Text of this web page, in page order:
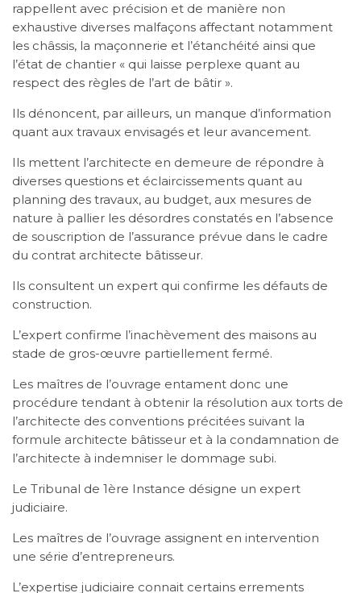
rappellent avec précision et de manière non
exhaustive diverses malfaçons affectant notamment
les châssis, la maçonnerie et l’étanchéité ainsi que
l’état de chantier « qui laisse perplexe quant au
respect des règles de l’art de bâtir ».
Ils dénoncent, par ailleurs, un manque d’information
quant aux travaux envisagés et leur avancement.
Ils mettent l’architecte en demeure de répondre à
diverses questions et éclaircissements quant au
planning des travaux, au budget, aux mesures de
nature à pallier les désordres constatés en l’absence
de souscription de l’assurance prévue dans le cadre
du contrat architecte bâtisseur.
Ils consultent un expert qui confirme les défauts de
construction.
L’expert confirme l’inachèvement des maisons au
stade de gros-œuvre partiellement fermé.
Les maîtres de l’ouvrage entament donc une
procédure tendant à obtenir la résolution aux torts de
l’architecte des conventions précitées suivant la
formule architecte bâtisseur et à la condamnation de
l’architecte à indemniser le dommage subi.
Le Tribunal de 1ère Instance désigne un expert
judiciaire.
Les maîtres de l’ouvrage assignent en intervention
une série d’entrepreneurs.
L’expertise judiciaire connait certains errements